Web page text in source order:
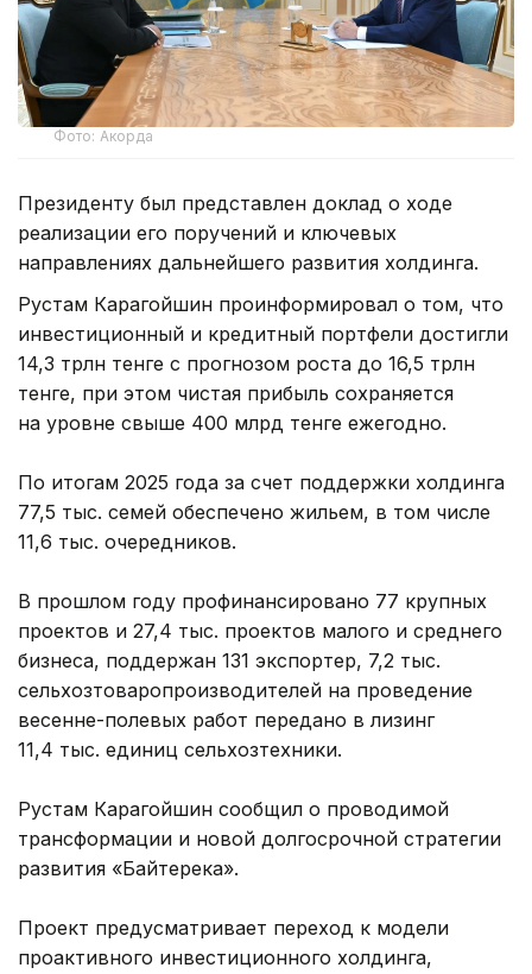
Фото: Акорда
Президенту был представлен доклад о ходе
реализации его поручений и ключевых
направлениях дальнейшего развития холдинга.
Рустам Карагойшин проинформировал о том, что
инвестиционный и кредитный портфели достигли
14,3 трлн тенге с прогнозом роста до 16,5 трлн
тенге, при этом чистая прибыль сохраняется
на уровне свыше 400 млрд тенге ежегодно.
По итогам 2025 года за счет поддержки холдинга
77,5 тыс. семей обеспечено жильем, в том числе
11,6 тыс. очередников.
В прошлом году профинансировано 77 крупных
проектов и 27,4 тыс. проектов малого и среднего
бизнеса, поддержан 131 экспортер, 7,2 тыс.
сельхозтоваропроизводителей на проведение
весенне-полевых работ передано в лизинг
11,4 тыс. единиц сельхозтехники.
Рустам Карагойшин сообщил о проводимой
трансформации и новой долгосрочной стратегии
развития «Байтерека».
Проект предусматривает переход к модели
проактивного инвестиционного холдинга,